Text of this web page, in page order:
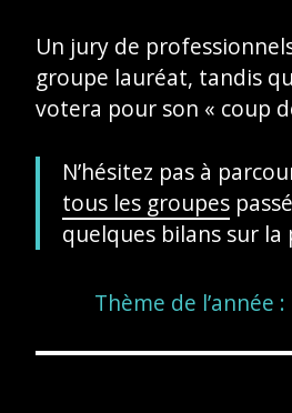
Un jury de
groupe lauréat, tandis
votera pour son « coup
N’hésitez pas à
tous les groupes
quelques bilans sur la
Thème de l’année :